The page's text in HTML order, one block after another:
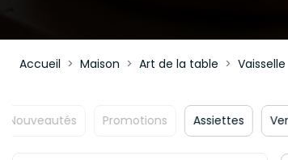
Accueil Maison Art de la table Vaisselle
Promotions Assiettes Verres